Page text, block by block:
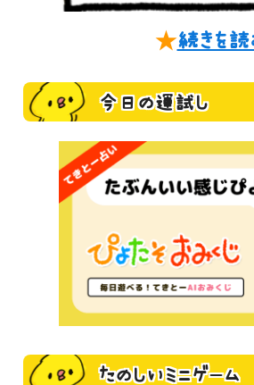
★続きを読
今日の運試し
たのしいミニゲーム